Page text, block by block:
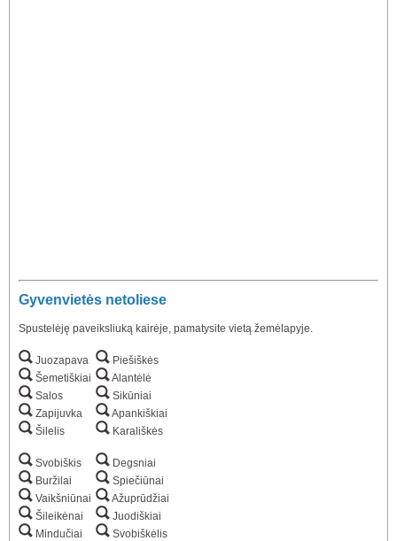
Gyvenvietės netoliese
Spustelėję paveiksliuką kairėje, pamatysite vietą žemėlapyje.
Juozapava
Šemetiškiai
Salos
Zapijuvka
Šilelis
Svobiškis
Buržilai
Vaikšniūnai
Šileikėnai
Mindučiai
Piešiškės
Alantėlė
Sikūniai
Apankiškiai
Karališkės
Degsniai
Spiečiūnai
Ažuprūdžiai
Juodiškiai
Svobiškėlis